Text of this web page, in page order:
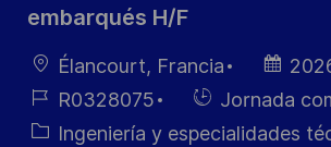
embarqués H/F
Ubicación
Élancourt, Francia
Fecha de
ID de
empleo
R0328075
Hiring
Type
Jornada
Categoría
Ingeniería y especialidades